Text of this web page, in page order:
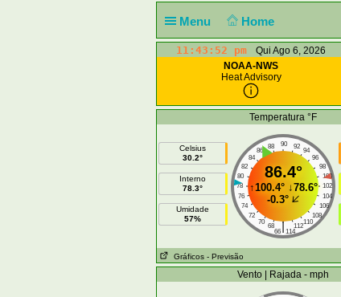
Menu Home
11:43:52 pm
Qui Ago 6, 2026
NOAA-NWS
Heat Advisory
Temperatura °F
Celsius
30.2°
Interno
78.3°
Umidade
57%
90
88 92
86
94
84
96
82
98
80
100
78
102
76
104
74
106
72
108
70
110
68 112
|
66 114
86.4°
↑100.4°↓78.6°
-0.3°
Gráficos - Previsão
Vento | Rajada - mph